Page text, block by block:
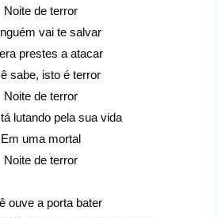
Noite de terror
vai te salvar
prestes a atacar
sabe, isto é terror
Noite de terror
lutando pela sua vida
Em uma mortal
Noite de terror
ouve a porta bater